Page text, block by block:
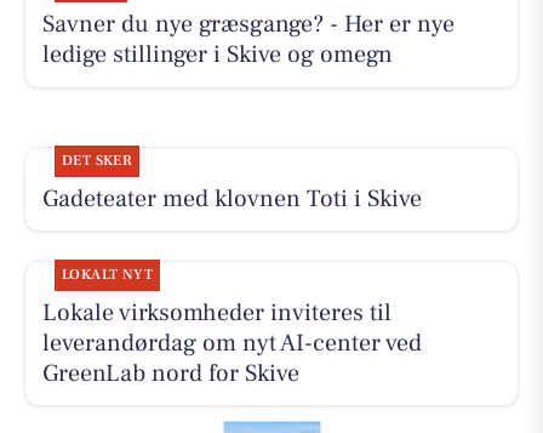
Savner du nye græsgange? - Her er nye
ledige stillinger i Skive og omegn
DET SKER
Gadeteater med klovnen Toti i Skive
LOKALT NYT
Lokale virksomheder inviteres til
leverandørdag om nyt AI-center ved
GreenLab nord for Skive